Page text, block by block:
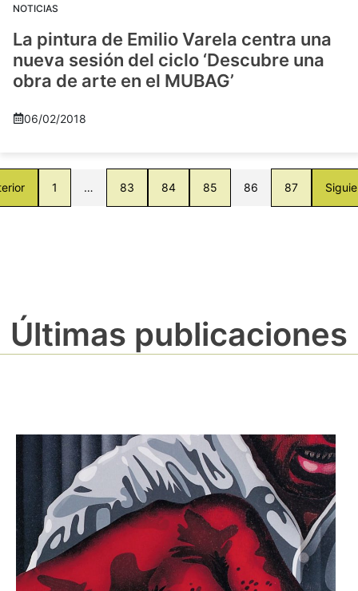
NOTICIAS
La pintura de Emilio Varela centra una
nueva sesión del ciclo ‘Descubre una
obra de arte en el MUBAG’
06/02/2018
1 … 83 84 85 86 87
Últimas publicaciones